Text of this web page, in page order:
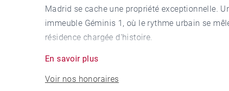
Madrid se cache une propriété exceptionnelle.
immeuble Géminis 1, où le rythme urbain se
résidence chargée d'histoire.
Située à côté de Ponzano, à quelques pas du
la ville par la station de métro Nuevos
En savoir plus
Voir nos honoraires